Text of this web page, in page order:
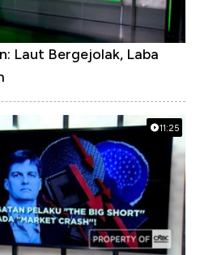
Laut Bergejolak, Laba
11:25